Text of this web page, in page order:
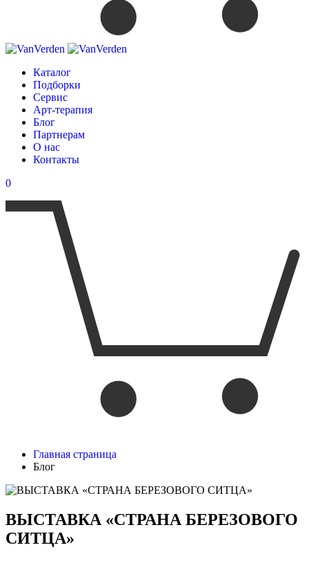
Каталог
Подборки
Сервис
Арт-терапия
Блог
Партнерам
О нас
Контакты
0
Главная страница
Блог
ВЫСТАВКА «‎СТРАНА БЕРЕЗОВОГО
СИТЦА»‎